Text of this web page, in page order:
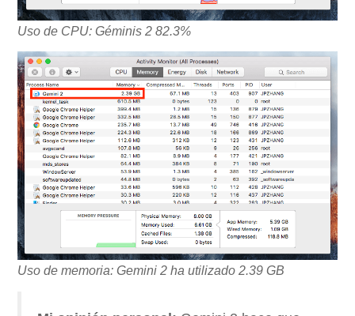
Uso de CPU: Géminis 2 82.3%
Uso de memoria: Gemini 2 ha utilizado 2.39 GB